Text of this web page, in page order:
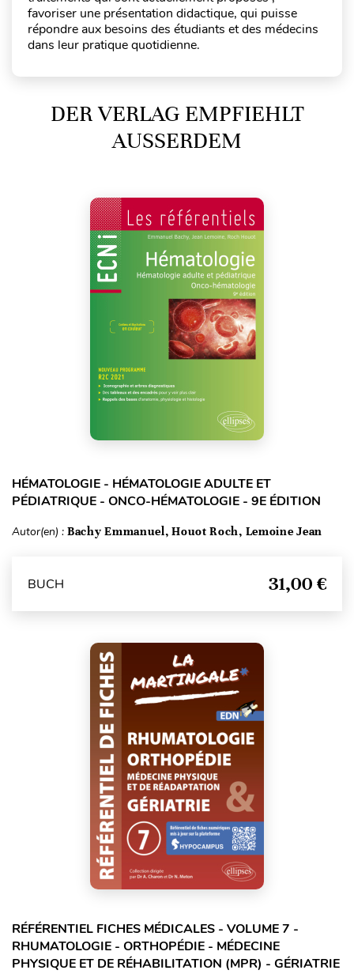
favoriser une présentation didactique, qui puisse
répondre aux besoins des étudiants et des médecins
dans leur pratique quotidienne.
DER VERLAG EMPFIEHLT
AUSSERDEM
HÉMATOLOGIE - HÉMATOLOGIE ADULTE ET
PÉDIATRIQUE - ONCO-HÉMATOLOGIE - 9E ÉDITION
Autor(en) : Bachy Emmanuel, Houot Roch, Lemoine Jean
BUCH 31,00 €
RÉFÉRENTIEL FICHES MÉDICALES - VOLUME 7 -
RHUMATOLOGIE - ORTHOPÉDIE - MÉDECINE
PHYSIQUE ET DE RÉHABILITATION (MPR) - GÉRIATRIE